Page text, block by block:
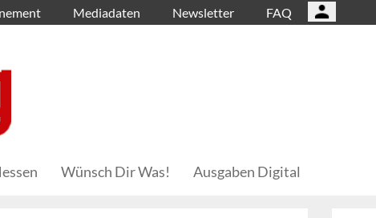
Mediadaten Newsletter FAQ
Wünsch Dir Was! Ausgaben Digital